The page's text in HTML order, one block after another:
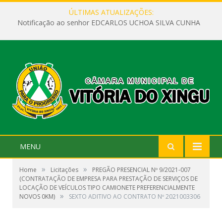
ÚLTIMAS ATUALIZAÇÕES:
Notificação ao senhor EDCARLOS UCHOA SILVA CUNHA
MENU
Home » Licitações »
PREGÃO PRESENCIAL Nº 9/2021-007
(CONTRATAÇÃO DE EMPRESA PARA PRESTAÇÃO DE SERVIÇOS DE
LOCAÇÃO DE VEÍCULOS TIPO CAMIONETE PREFERENCIALMENTE
NOVOS 0KM) » SEXTO ADITIVO AO CONTRATO Nº 2021003306